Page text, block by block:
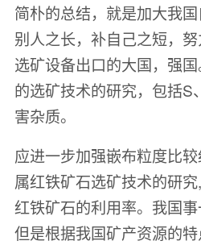
简朴的总结，就是加大我
别人之长，补自己之短，
选矿设备出口的大国，强
的选矿技术的研究，包括S
害杂质。
应进一步加强嵌布粒度比
属红铁矿石选矿技术的研
红铁矿石的利用率。我国事
但是根据我国矿产资源的特